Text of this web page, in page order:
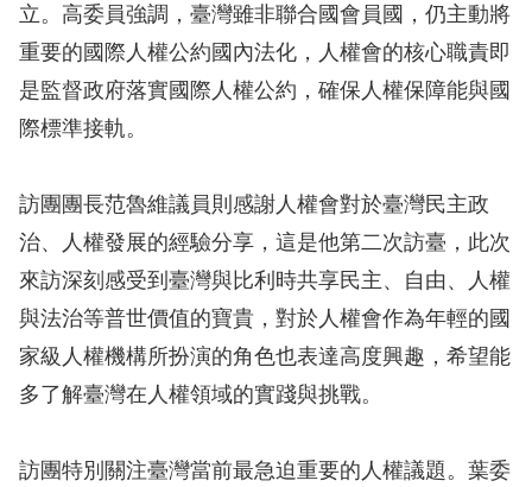
務
核
心
人
公
約
陳
情
申
訴
人
立。高委員強調，臺灣雖非聯合國會員國，仍主動將
重要的國際人權公約國內法化，人權會的核心職責即
是監督政府落實國際人權公約，確保人權保障能與國
際標準接軌。
訪團團長范魯維議員則感謝人權會對於臺灣民主政
治、人權發展的經驗分享，這是他第二次訪臺，此次
來訪深刻感受到臺灣與比利時共享民主、自由、人權
與法治等普世價值的寶貴，對於人權會作為年輕的國
家級人權機構所扮演的角色也表達高度興趣，希望能
多了解臺灣在人權領域的實踐與挑戰。
訪團特別關注臺灣當前最急迫重要的人權議題。葉委